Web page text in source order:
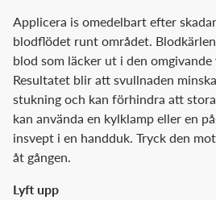
Applicera is omedelbart efter
blodflödet runt området.
blod som läcker ut i den omgivande
Resultatet blir att svullnaden
stukning och kan förhindra att
kan använda en kylklamp eller en
insvept i en handduk. Tryck den
åt gången.
Lyft upp